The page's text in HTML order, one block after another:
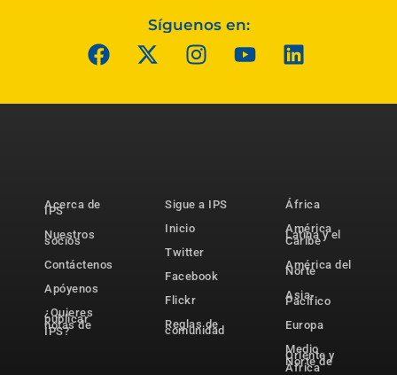
Síguenos en:
Acerca de
IPS
Nuestros
socios
Contáctenos
Apóyenos
¿Quieres
publicar
notas de
IPS?
Sigue a IPS
Inicio
Twitter
Facebook
Flickr
Reglas de
comunidad
África
América
Latina y el
Caribe
América del
Norte
Asia-
Pacífico
Europa
Medio
Oriente y
Norte de
África